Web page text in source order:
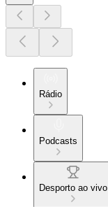
Rádio
Podcasts
Desporto ao vivo